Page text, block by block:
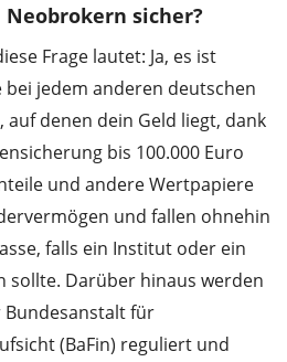
sicher?
Frage lautet: Ja, es ist
bei jedem anderen deutschen
denen dein Geld liegt, dank
bis 100.000 Euro
und andere Wertpapiere
und fallen ohnehin
falls ein Institut oder ein
sollte. Darüber hinaus werden
für
(BaFin) reguliert und